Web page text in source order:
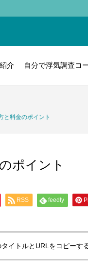
介 自分で浮気調査コ
と料金のポイント
ポイント
RSS feedly
タイトルとURLをコピーす